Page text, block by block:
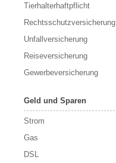
Tierhalterhaftpflicht
Rechtsschutzversicherung
Unfallversicherung
Reiseversicherung
Gewerbeversicherung
Geld und Sparen
Strom
Gas
DSL